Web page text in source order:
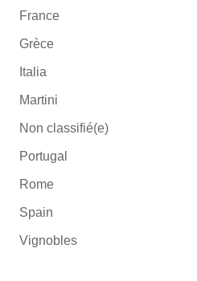
France
Grèce
Italia
Martini
Non classifié(e)
Portugal
Rome
Spain
Vignobles